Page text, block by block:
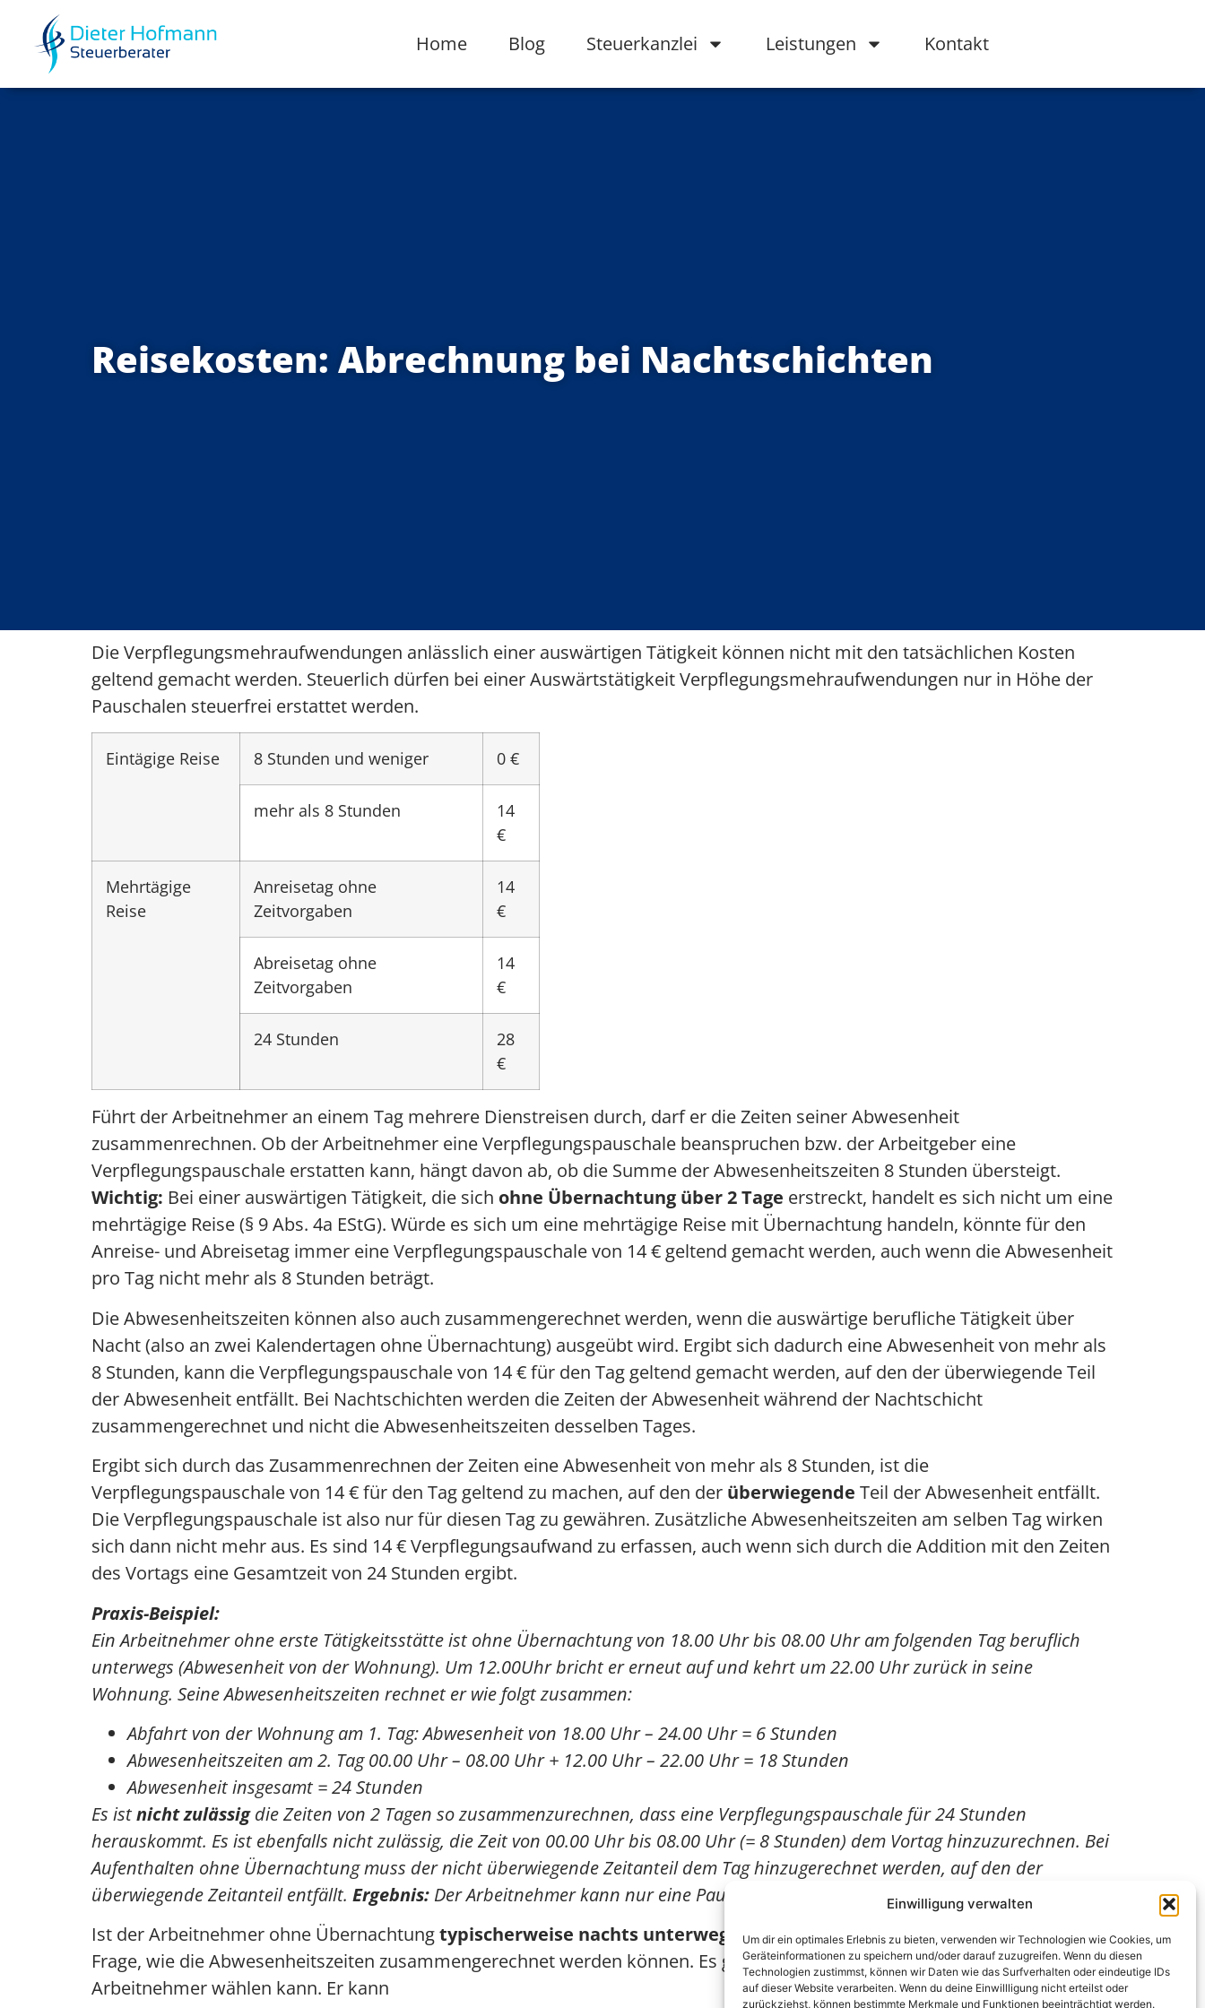
Einwilligung verwalten
Um dir ein optimales Erlebnis zu bieten, verwenden wir Technologien wie Cookies, um
Geräteinformationen zu speichern und/oder darauf zuzugreifen. Wenn du diesen
Technologien zustimmst, können wir Daten wie das Surfverhalten oder eindeutige IDs
auf dieser Website verarbeiten. Wenn du deine Einwillligung nicht erteilst oder
zurückziehst, können bestimmte Merkmale und Funktionen beeinträchtigt werden.
Home Blog Steuerkanzlei Leistungen Kontakt
Reisekosten: Abrechnung bei Nachtschichten
Die Verpflegungsmehraufwendungen anlässlich einer auswärtigen Tätigkeit können nicht mit den tatsächlichen Kosten
geltend gemacht werden. Steuerlich dürfen bei einer Auswärtstätigkeit Verpflegungsmehraufwendungen nur in Höhe der
Pauschalen steuerfrei erstattet werden.
Eintägige Reise 8 Stunden und weniger 0 €
mehr als 8 Stunden
14
€
Mehrtägige
Reise
Anreisetag ohne
Zeitvorgaben
14
€
Abreisetag ohne
Zeitvorgaben
14
€
24 Stunden
28
€
Führt der Arbeitnehmer an einem Tag mehrere Dienstreisen durch, darf er die Zeiten seiner Abwesenheit
zusammenrechnen. Ob der Arbeitnehmer eine Verpflegungspauschale beanspruchen bzw. der Arbeitgeber eine
Verpflegungspauschale erstatten kann, hängt davon ab, ob die Summe der Abwesenheitszeiten 8 Stunden übersteigt.
Wichtig: Bei einer auswärtigen Tätigkeit, die sich ohne Übernachtung über 2 Tage erstreckt, handelt es sich nicht um eine
mehrtägige Reise (§ 9 Abs. 4a EStG). Würde es sich um eine mehrtägige Reise mit Übernachtung handeln, könnte für den
Anreise- und Abreisetag immer eine Verpflegungspauschale von 14 € geltend gemacht werden, auch wenn die Abwesenheit
pro Tag nicht mehr als 8 Stunden beträgt.
Die Abwesenheitszeiten können also auch zusammengerechnet werden, wenn die auswärtige berufliche Tätigkeit über
Nacht (also an zwei Kalendertagen ohne Übernachtung) ausgeübt wird. Ergibt sich dadurch eine Abwesenheit von mehr als
8 Stunden, kann die Verpflegungspauschale von 14 € für den Tag geltend gemacht werden, auf den der überwiegende Teil
der Abwesenheit entfällt. Bei Nachtschichten werden die Zeiten der Abwesenheit während der Nachtschicht
zusammengerechnet und nicht die Abwesenheitszeiten desselben Tages.
Ergibt sich durch das Zusammenrechnen der Zeiten eine Abwesenheit von mehr als 8 Stunden, ist die
Verpflegungspauschale von 14 € für den Tag geltend zu machen, auf den der überwiegende Teil der Abwesenheit entfällt.
Die Verpflegungspauschale ist also nur für diesen Tag zu gewähren. Zusätzliche Abwesenheitszeiten am selben Tag wirken
sich dann nicht mehr aus. Es sind 14 € Verpflegungsaufwand zu erfassen, auch wenn sich durch die Addition mit den Zeiten
des Vortags eine Gesamtzeit von 24 Stunden ergibt.
Praxis-Beispiel:
Ein Arbeitnehmer ohne erste Tätigkeitsstätte ist ohne Übernachtung von 18.00 Uhr bis 08.00 Uhr am folgenden Tag beruflich
unterwegs (Abwesenheit von der Wohnung). Um 12.00Uhr bricht er erneut auf und kehrt um 22.00 Uhr zurück in seine
Wohnung. Seine Abwesenheitszeiten rechnet er wie folgt zusammen:
Abfahrt von der Wohnung am 1. Tag: Abwesenheit von 18.00 Uhr – 24.00 Uhr = 6 Stunden
Abwesenheitszeiten am 2. Tag 00.00 Uhr – 08.00 Uhr + 12.00 Uhr – 22.00 Uhr = 18 Stunden
Abwesenheit insgesamt = 24 Stunden
Es istnicht zulässigdie Zeiten von 2 Tagen so zusammenzurechnen, dass eine Verpflegungspauschale für 24 Stunden
herauskommt. Es ist ebenfalls nicht zulässig, die Zeit von 00.00 Uhr bis 08.00 Uhr (= 8 Stunden) dem Vortag hinzuzurechnen. Bei
Aufenthalten ohne Übernachtung muss der nicht überwiegende Zeitanteil dem Tag hinzugerechnet werden, auf den der
überwiegende Zeitanteil entfällt. Ergebnis: Der Arbeitnehmer kann nur eine Pauschale von 14 € für den 2. Tag geltend machen.
Ist der Arbeitnehmer ohne Übernachtungtypischerweise nachts unterwegs (vor und nach Mitternacht), stellt sich die
Frage, wie die Abwesenheitszeiten zusammengerechnet werden können. Es gibt dann zwei Varianten, zwischen denen der
Arbeitnehmer wählen kann. Er kann